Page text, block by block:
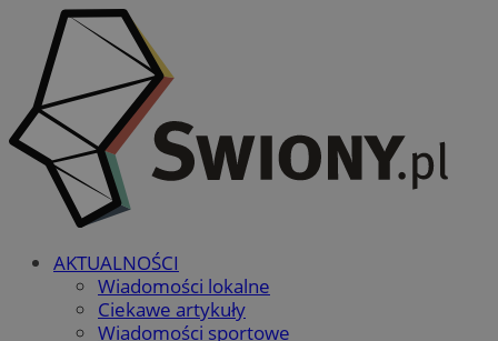
AKTUALNOŚCI
Wiadomości lokalne
Ciekawe artykuły
Wiadomości sportowe